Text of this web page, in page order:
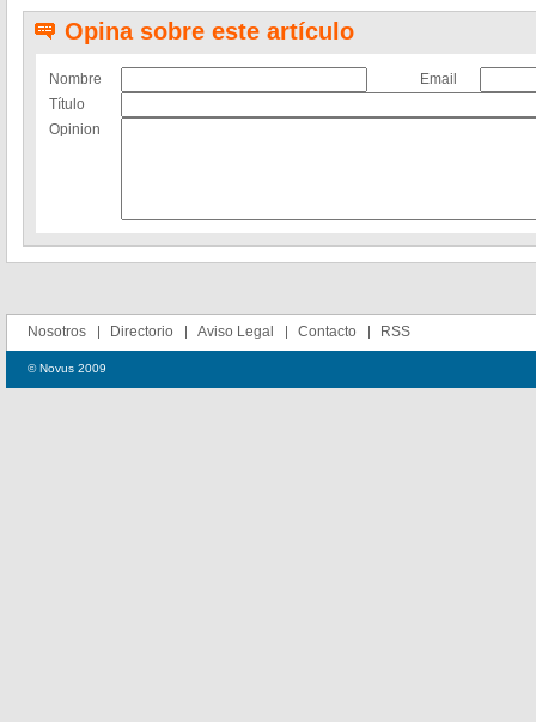
Opina sobre este artículo
Nombre
Email
Título
Opinion
Nosotros Directorio Aviso Legal Contacto RSS
© Novus 2009